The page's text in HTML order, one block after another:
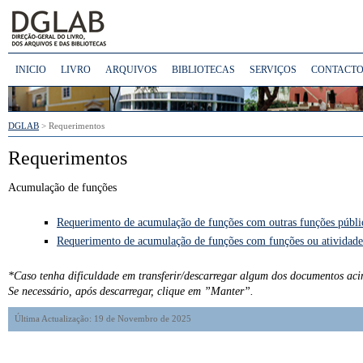
INICIO LIVRO ARQUIVOS BIBLIOTECAS SERVIÇOS
DGLAB > Requerimentos
Requerimentos
Acumulação de funções
Requerimento de acumulação de funções com outras funções
Requerimento de acumulação de funções com funções ou
*Caso tenha dificuldade em transferir/descarregar algum dos documentos
Se necessário, após descarregar, clique em ”Manter”.
Última Actualização: 19 de Novembro de 2025